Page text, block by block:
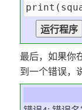
最后，如果你
到一个错误，